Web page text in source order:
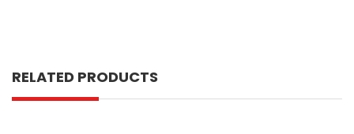
RELATED PRODUCTS